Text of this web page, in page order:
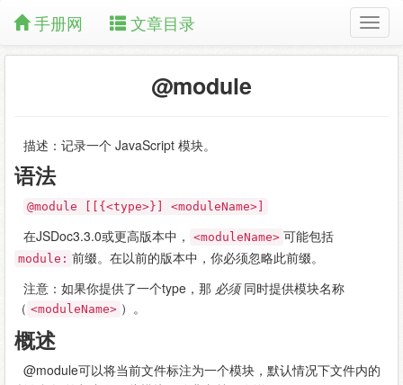
手册网 文章目录
@module
描述：记录一个 JavaScript 模块。
语法
@module [[{<type>}] <moduleName>]
在JSDoc3.3.0或更高版本中， <moduleName> 可能包括
module: 前缀。在以前的版本中，你必须忽略此前缀。
注意：如果你提供了一个type，那 必须同时提供模块名称
（ <moduleName> ）。
概述
@module可以将当前文件标注为一个模块，默认情况下文件内的